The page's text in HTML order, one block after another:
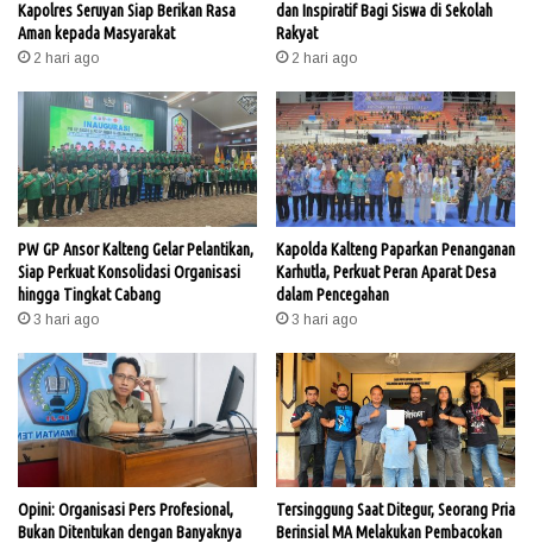
Kapolres Seruyan Siap Berikan Rasa
Aman kepada Masyarakat
2 hari ago
dan Inspiratif Bagi Siswa di Sekolah
Rakyat
2 hari ago
PW GP Ansor Kalteng Gelar Pelantikan,
Siap Perkuat Konsolidasi Organisasi
hingga Tingkat Cabang
3 hari ago
Kapolda Kalteng Paparkan Penanganan
Karhutla, Perkuat Peran Aparat Desa
dalam Pencegahan
3 hari ago
Opini: Organisasi Pers Profesional,
Bukan Ditentukan dengan Banyaknya
Tersinggung Saat Ditegur, Seorang Pria
Berinsial MA Melakukan Pembacokan